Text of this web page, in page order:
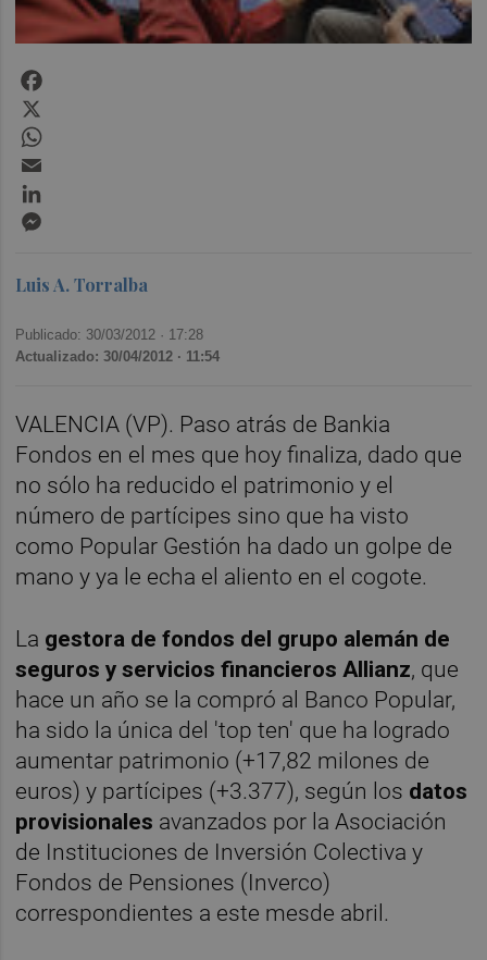
Luis A. Torralba
Publicado: 30/03/2012 · 17:28
Actualizado: 30/04/2012 · 11:54
VALENCIA (VP). Paso atrás de Bankia
Fondos en el mes que hoy finaliza, dado que
no sólo ha reducido el patrimonio y el
número de partícipes sino que ha visto
como Popular Gestión ha dado un golpe de
mano y ya le echa el aliento en el cogote.
La gestora de fondos del grupo alemán de
seguros y servicios financieros Allianz, que
hace un año se la compró al Banco Popular,
ha sido la única del 'top ten' que ha logrado
aumentar patrimonio (+17,82 milones de
euros) y partícipes (+3.377), según los datos
provisionales avanzados por la Asociación
de Instituciones de Inversión Colectiva y
Fondos de Pensiones (Inverco)
correspondientes a este mesde abril.